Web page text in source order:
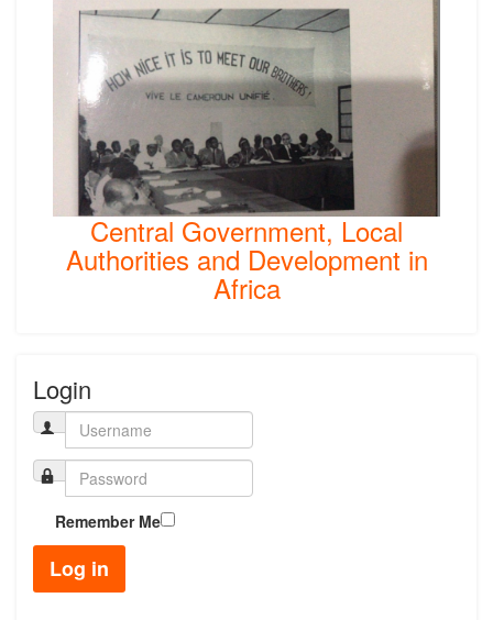
Central Government, Local
Authorities and Development in
Africa
Login
Remember Me
Log in